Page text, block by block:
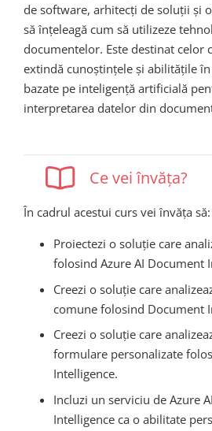
de software, arhitecți de soluții și
să înțeleagă cum să utilizeze
documentelor. Este destinat celor
extindă cunoștințele și abilitățile
bazate pe inteligență artificială
interpretarea datelor din
Ce vei învăța?
În cadrul acestui curs vei învăța să:
Proiectezi o soluție care
folosind Azure AI Document
Creezi o soluție care
comune folosind Document
Creezi o soluție care
formulare personalizate
Intelligence.
Incluzi un serviciu de Azure
Intelligence ca o abilitate